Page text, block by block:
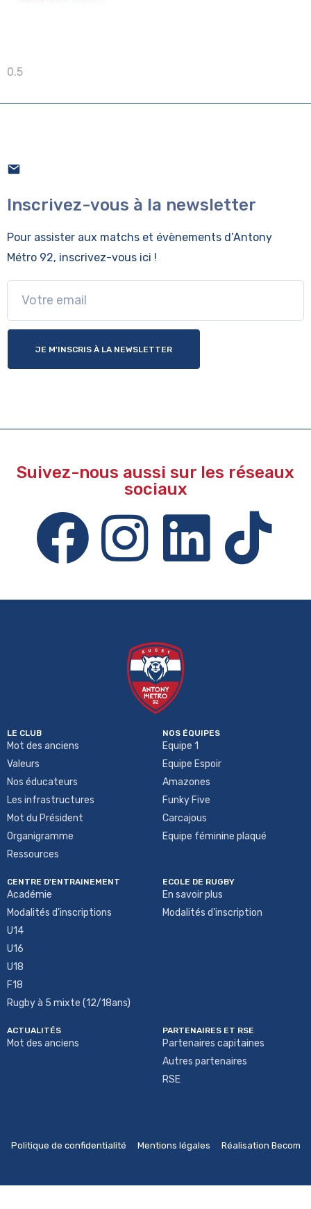
Inscrivez-vous à la newsletter
Pour assister aux matchs et évènements d’Antony
Métro 92, inscrivez-vous ici !
JE M'INSCRIS À LA NEWSLETTER
Suivez-nous aussi sur les réseaux
sociaux
LE CLUB
Mot des anciens
Valeurs
Nos éducateurs
Les infrastructures
Mot du Président
Organigramme
Ressources
NOS ÉQUIPES
Equipe 1
Equipe Espoir
Amazones
Funky Five
Carcajous
Equipe féminine plaqué
CENTRE D'ENTRAINEMENT
Académie
Modalités d'inscriptions
U14
U16
U18
F18
Rugby à 5 mixte (12/18ans)
ECOLE DE RUGBY
En savoir plus
Modalités d'inscription
ACTUALITÉS
Mot des anciens
PARTENAIRES ET RSE
Partenaires capitaines
Autres partenaires
RSE
Politique de confidentialité Mentions légales Réalisation Becom